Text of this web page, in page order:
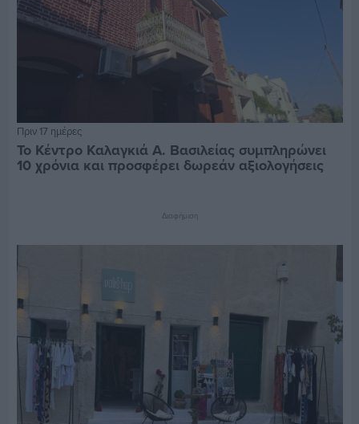
Πριν 17 ημέρες
Το Κέντρο Καλαγκιά Α. Βασιλείας συμπληρώνει
10 χρόνια και προσφέρει δωρεάν αξιολογήσεις
Διαφήμιση